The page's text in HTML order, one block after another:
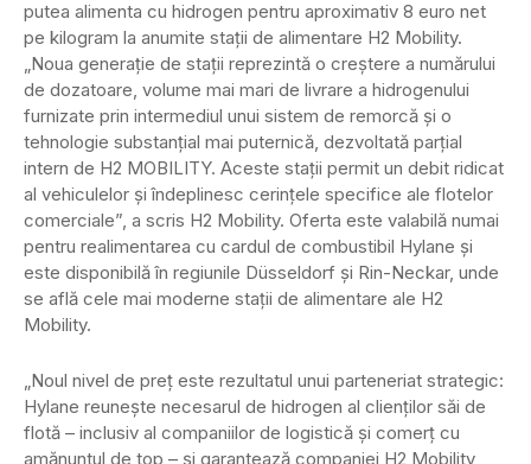
putea alimenta cu hidrogen pentru aproximativ 8 euro net
pe kilogram la anumite stații de alimentare H2 Mobility.
„Noua generație de stații reprezintă o creștere a numărului
de dozatoare, volume mai mari de livrare a hidrogenului
furnizate prin intermediul unui sistem de remorcă și o
tehnologie substanțial mai puternică, dezvoltată parțial
intern de H2 MOBILITY. Aceste stații permit un debit ridicat
al vehiculelor și îndeplinesc cerințele specifice ale flotelor
comerciale”, a scris H2 Mobility. Oferta este valabilă numai
pentru realimentarea cu cardul de combustibil Hylane și
este disponibilă în regiunile Düsseldorf și Rin-Neckar, unde
se află cele mai moderne stații de alimentare ale H2
Mobility.
„Noul nivel de preț este rezultatul unui parteneriat strategic:
Hylane reunește necesarul de hidrogen al clienților săi de
flotă – inclusiv al companiilor de logistică și comerț cu
amănuntul de top – și garantează companiei H2 Mobility